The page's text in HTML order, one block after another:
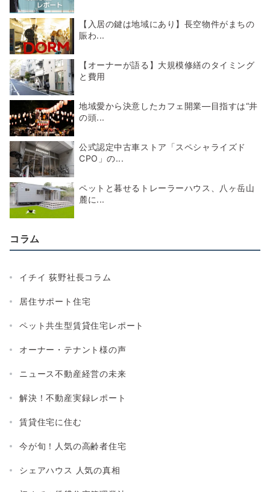
【入居の鍵は地域にあり】長空物件がまちの
賑わ...
【オーナーが語る】大規模修繕のタイミング
と費用
地域愛から決意したカフェ開業―目指すは“井
の頭...
公式認定中古車ストア「スペシャライズド
CPO」の...
ペットと暮せるトレーラーハウス、八ヶ岳山
麓に...
コラム
イチイ 荻野社長コラム
居住サポート住宅
ペット共生型賃貸住宅レポート
オーナー・テナント様の声
ニュース不動産経営の未来
解決！不動産実録レポート
賃貸住宅に住む
今が旬！人気の高齢者住宅
シェアハウス 人気の真相